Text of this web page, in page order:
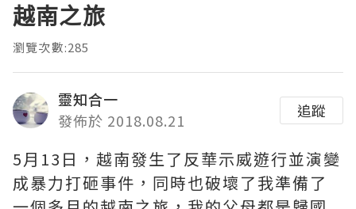
越南之旅
瀏覽次數:285
靈知合一
發佈於 2018.08.21
追蹤
5月13日，越南發生了反華示威遊行並演變
成暴力打砸事件，同時也破壞了我準備了